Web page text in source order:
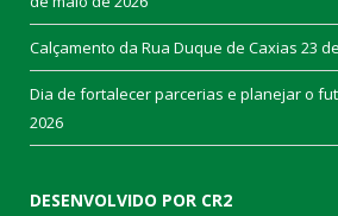
Calçamento da Rua Duque de Caxias 23
Dia de fortalecer parcerias e planejar o
2026
DESENVOLVIDO POR CR2